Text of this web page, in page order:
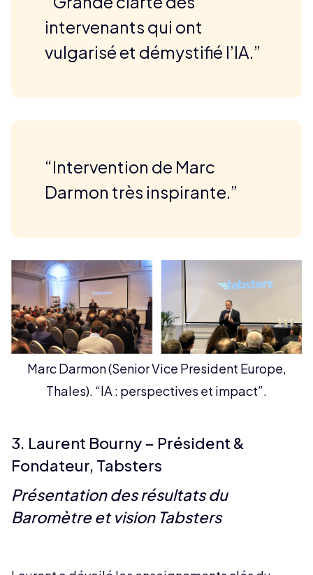
intervenants qui ont
vulgarisé et démystifié l’IA.”
“Intervention de Marc
Darmon très inspirante.”
Marc Darmon (Senior Vice President Europe,
Thales). “IA : perspectives et impact”.
3. Laurent Bourny – Président &
Fondateur, Tabsters
Présentation des résultats du
Baromètre et vision Tabsters